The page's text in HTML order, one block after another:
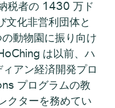
税者の 1430 万ド
文化非営利団体と
動物園に振り向け
は以前、ハ
アン経済開発プロ
プログラムの教
クターを務めてい